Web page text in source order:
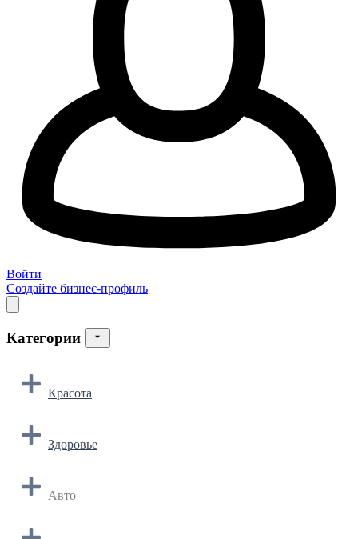
Войти
Создайте бизнес-профиль
Категории
Красота
Здоровье
Авто